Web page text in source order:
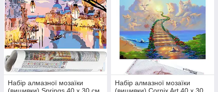
Набір алмазної мозаїки
Набір алмазної мозаїки